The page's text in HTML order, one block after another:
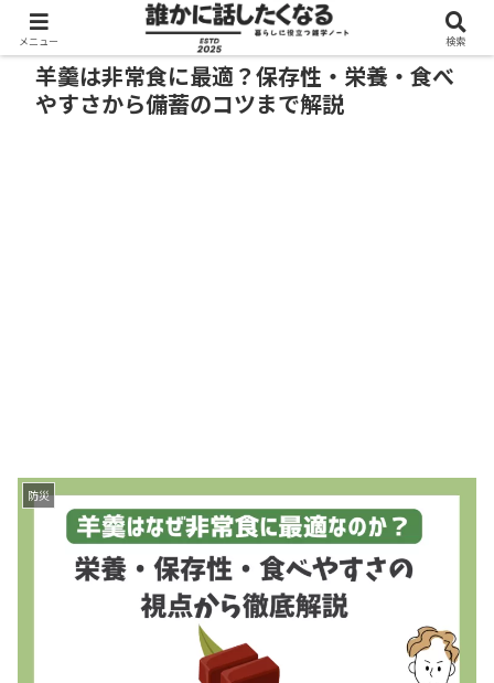
羊羹は非常食に最適？保存性・栄養・食べ
やすさから備蓄のコツまで解説
防災
メニュー 検索